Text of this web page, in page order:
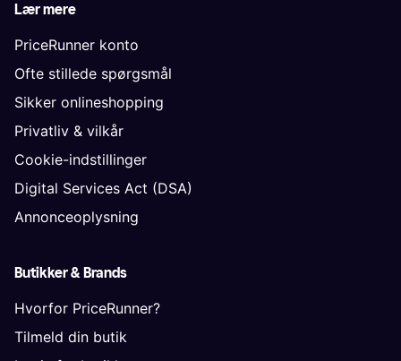
Lær mere
PriceRunner konto
Ofte stillede spørgsmål
Sikker onlineshopping
Privatliv & vilkår
Cookie-indstillinger
Digital Services Act (DSA)
Annonceoplysning
Butikker & Brands
Hvorfor PriceRunner?
Tilmeld din butik